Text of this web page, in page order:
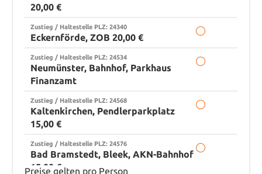
20,00 €
Zustieg / Haltestelle PLZ: 24340
Eckernförde, ZOB 20,00 €
Zustieg / Haltestelle PLZ: 24534
Neumünster, Bahnhof, Parkhaus
Finanzamt
Zustieg / Haltestelle PLZ: 24568
Kaltenkirchen, Pendlerparkplatz
15,00 €
Zustieg / Haltestelle PLZ: 24576
Bad Bramstedt, Bleek, AKN-Bahnhof
15,00 €
Preise gelten pro Person